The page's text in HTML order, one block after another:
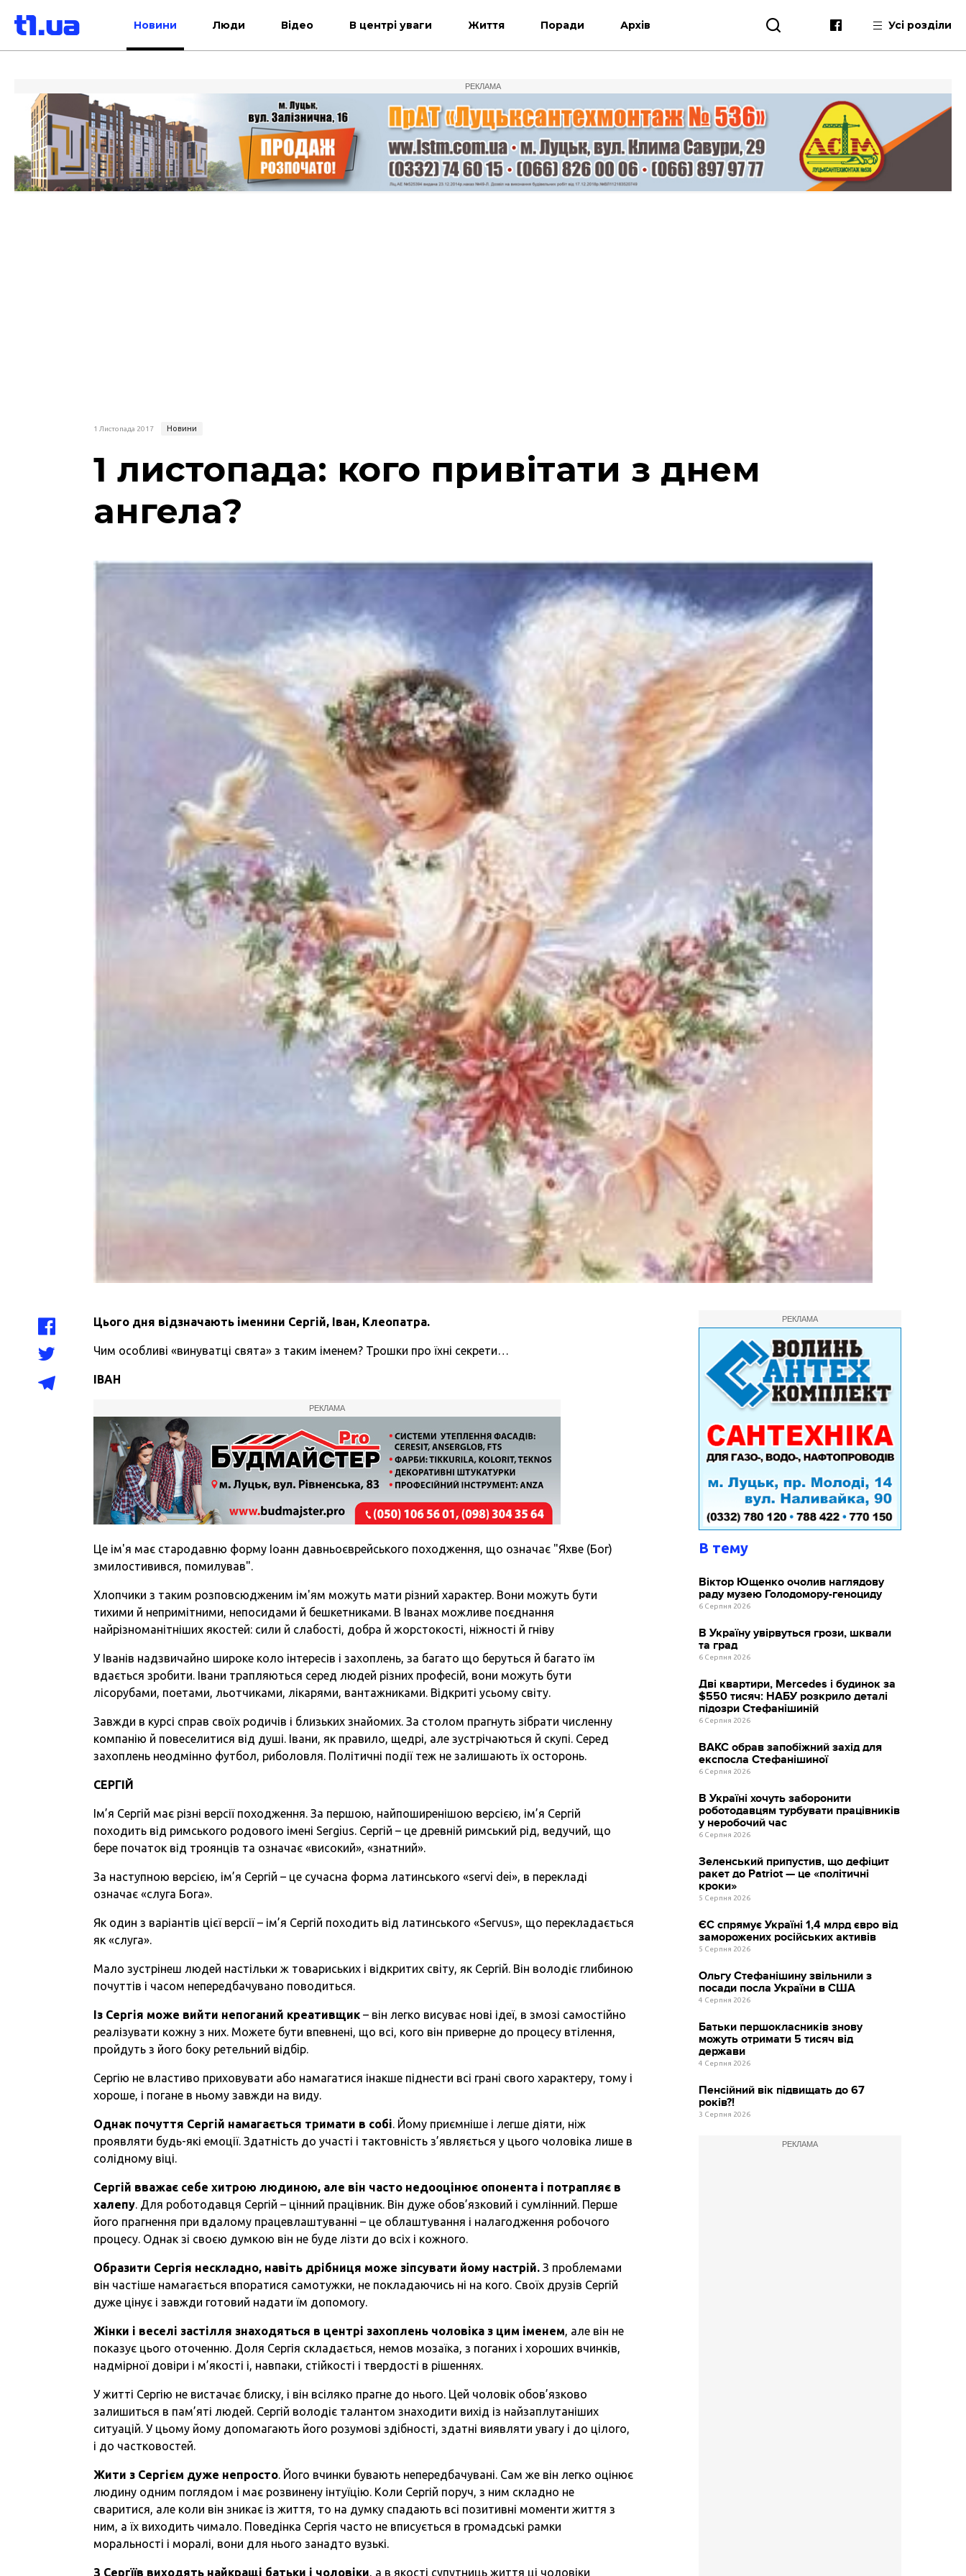
Новини Люди Відео В центрі уваги Життя Поради Архів Усі розділи
РЕКЛАМА
1 Листопада 2017 Новини
1 листопада: кого привітати з днем
ангела?
Цього дня відзначають іменини Сергій, Іван, Клеопатра.
Чим особливі «винуватці свята» з таким іменем? Трошки про їхні секрети…
ІВАН
РЕКЛАМА
Це ім'я має стародавню форму Іоанн давньоєврейського походження, що означає "Яхве (Бог)
змилостивився, помилував".
Хлопчики з таким розповсюдженим ім'ям можуть мати різний характер. Вони можуть бути
тихими й непримітними, непосидами й бешкетниками. В Іванах можливе поєднання
найрізноманітніших якостей: сили й слабості, добра й жорстокості, ніжності й гніву
У Іванів надзвичайно широке коло інтересів і захоплень, за багато що беруться й багато їм
вдається зробити. Івани трапляються серед людей різних професій, вони можуть бути
лісорубами, поетами, льотчиками, лікарями, вантажниками. Відкриті усьому світу.
Завжди в курсі справ своїх родичів і близьких знайомих. За столом прагнуть зібрати численну
компанію й повеселитися від душі. Івани, як правило, щедрі, але зустрічаються й скупі. Серед
захоплень неодмінно футбол, риболовля. Політичні події теж не залишають їх осторонь.
СЕРГІЙ
Ім’я Сергій має різні версії походження. За першою, найпоширенішою версією, ім’я Сергій
походить від римського родового імені Sergius. Сергій – це древній римський рід, ведучий, що
бере початок від троянців та означає «високий», «знатний».
За наступною версією, ім’я Сергій – це сучасна форма латинського «servi dei», в перекладі
означає «слуга Бога».
Як один з варіантів цієї версії – ім’я Сергій походить від латинського «Servus», що перекладається
як «слуга».
Мало зустрінеш людей настільки ж товариських і відкритих світу, як Сергій. Він володіє глибиною
почуттів і часом непередбачувано поводиться.
Із Сергія може вийти непоганий креативщик – він легко висуває нові ідеї, в змозі самостійно
реалізувати кожну з них. Можете бути впевнені, що всі, кого він приверне до процесу втілення,
пройдуть з його боку ретельний відбір.
Сергію не властиво приховувати або намагатися інакше піднести всі грані свого характеру, тому і
хороше, і погане в ньому завжди на виду.
Однак почуття Сергій намагається тримати в собі. Йому приємніше і легше діяти, ніж
проявляти будь-які емоції. Здатність до участі і тактовність з’являється у цього чоловіка лише в
солідному віці.
Сергій вважає себе хитрою людиною, але він часто недооцінює опонента і потрапляє в
халепу. Для роботодавця Сергій – цінний працівник. Він дуже обов’язковий і сумлінний. Перше
його прагнення при вдалому працевлаштуванні – це облаштування і налагодження робочого
процесу. Однак зі своєю думкою він не буде лізти до всіх і кожного.
Образити Сергія нескладно, навіть дрібниця може зіпсувати йому настрій. З проблемами
він частіше намагається впоратися самотужки, не покладаючись ні на кого. Своїх друзів Сергій
дуже цінує і завжди готовий надати їм допомогу.
Жінки і веселі застілля знаходяться в центрі захоплень чоловіка з цим іменем, але він не
показує цього оточенню. Доля Сергія складається, немов мозаїка, з поганих і хороших вчинків,
надмірної довіри і м’якості і, навпаки, стійкості і твердості в рішеннях.
У житті Сергію не вистачає блиску, і він всіляко прагне до нього. Цей чоловік обов’язково
залишиться в пам’яті людей. Сергій володіє талантом знаходити вихід із найзаплутаніших
ситуацій. У цьому йому допомагають його розумові здібності, здатні виявляти увагу і до цілого,
і до частковостей.
Жити з Сергієм дуже непросто. Його вчинки бувають непередбачувані. Сам же він легко оцінює
людину одним поглядом і має розвинену інтуїцію. Коли Сергій поруч, з ним складно не
сваритися, але коли він зникає із життя, то на думку спадають всі позитивні моменти життя з
ним, а їх виходить чимало. Поведінка Сергія часто не вписується в громадські рамки
моральності і моралі, вони для нього занадто вузькі.
З Сергїїв виходять найкращі батьки і чоловіки, а в якості супутниць життя ці чоловіки
РЕКЛАМА
В тему
Віктор Ющенко очолив наглядову
раду музею Голодомору-геноциду
6 Серпня 2026
В Україну увірвуться грози, шквали
та град
6 Серпня 2026
Дві квартири, Mercedes і будинок за
$550 тисяч: НАБУ розкрило деталі
підозри Стефанішиній
6 Серпня 2026
ВАКС обрав запобіжний захід для
експосла Стефанішиної
6 Серпня 2026
В Україні хочуть заборонити
роботодавцям турбувати працівників
у неробочий час
6 Серпня 2026
Зеленський припустив, що дефіцит
ракет до Patriot — це «політичні
кроки»
5 Серпня 2026
ЄС спрямує Україні 1,4 млрд євро від
заморожених російських активів
5 Серпня 2026
Ольгу Стефанішину звільнили з
посади посла України в США
4 Серпня 2026
Батьки першокласників знову
можуть отримати 5 тисяч від
держави
4 Серпня 2026
Пенсійний вік підвищать до 67
років?!
3 Серпня 2026
РЕКЛАМА